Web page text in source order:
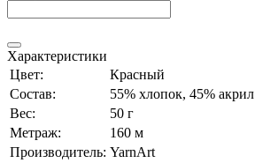
Характеристики
Цвет:
Красный
Состав:
55% хлопок, 45% акрил
Вес:
50 г
Метраж:
160 м
Производитель: YarnArt